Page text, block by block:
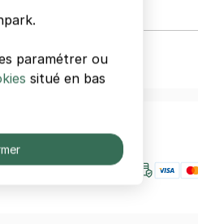
75 €/semaine
Voir plus
paramétrer ou
situé en bas